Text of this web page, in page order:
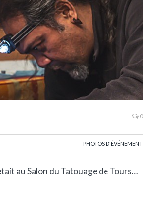
0
PHOTOS D'ÉVÉNEMENT
au Salon du Tatouage de Tours…